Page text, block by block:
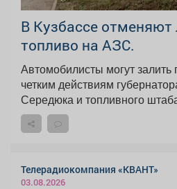
В Кузбассе
топливо на АЗС.
Автомобилисты могут
четким действиям
Середюка и топливного
Телерадиокомпания «КВАНТ»
03.08.2026